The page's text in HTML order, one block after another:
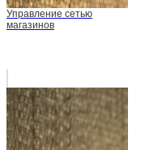
Управление сетью
магазинов